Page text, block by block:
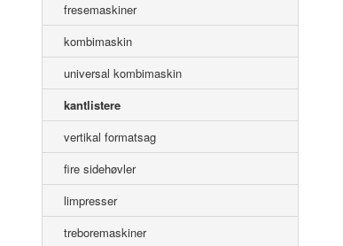
fresemaskiner
kombimaskin
universal kombimaskin
kantlistere
vertikal formatsag
fire sidehøvler
limpresser
treboremaskiner